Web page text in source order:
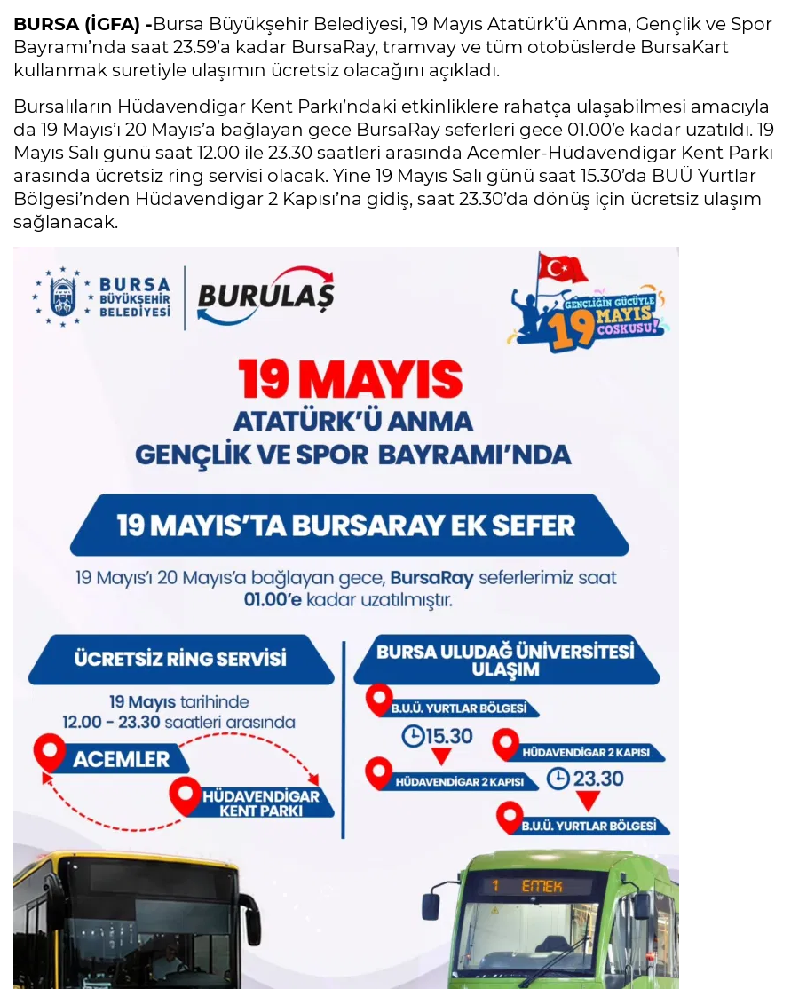
BURSA (İGFA) -Bursa Büyükşehir Belediyesi, 19 Mayıs Atatürk’ü Anma, Gençlik ve Spor
Bayramı’nda saat 23.59’a kadar BursaRay, tramvay ve tüm otobüslerde BursaKart
kullanmak suretiyle ulaşımın ücretsiz olacağını açıkladı.
Bursalıların Hüdavendigar Kent Parkı’ndaki etkinliklere rahatça ulaşabilmesi amacıyla
da 19 Mayıs’ı 20 Mayıs’a bağlayan gece BursaRay seferleri gece 01.00’e kadar uzatıldı. 19
Mayıs Salı günü saat 12.00 ile 23.30 saatleri arasında Acemler-Hüdavendigar Kent Parkı
arasında ücretsiz ring servisi olacak. Yine 19 Mayıs Salı günü saat 15.30’da BUÜ Yurtlar
Bölgesi’nden Hüdavendigar 2 Kapısı’na gidiş, saat 23.30’da dönüş için ücretsiz ulaşım
sağlanacak.